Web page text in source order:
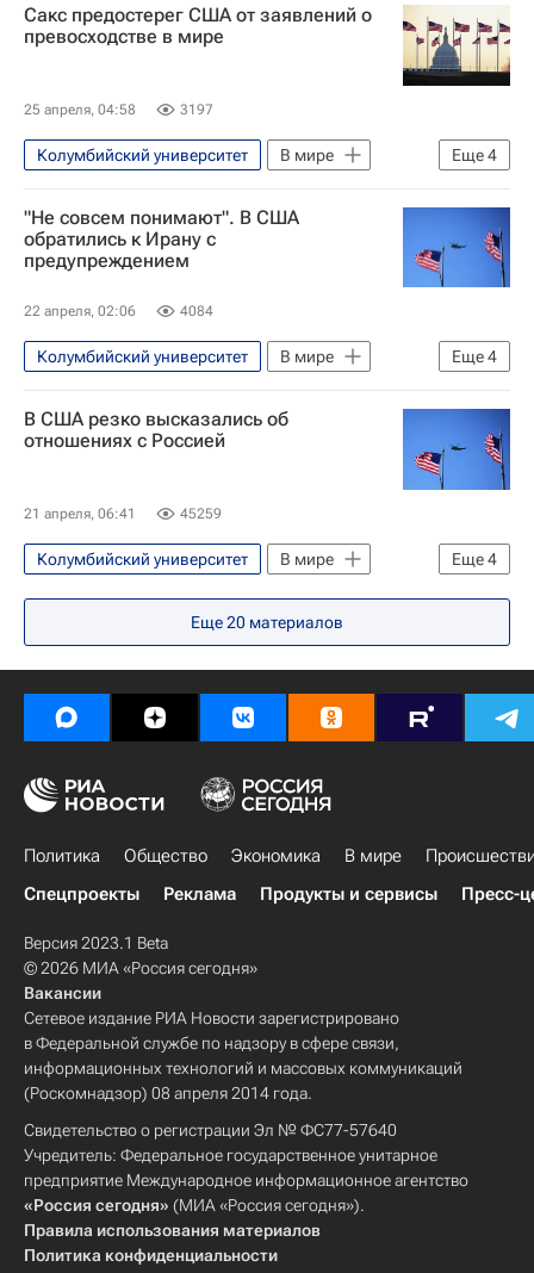
Владимир Путин
Евросоюз
Сакс предостерег США от заявлений о
превосходстве в мире
25 апреля, 04:58 3197
Еще4
Колумбийский университет
В мире
США
Америка
Такер Карлсон
Дональд Трамп
"Не совсем понимают". В США
обратились к Ирану с
предупреждением
22 апреля, 02:06 4084
Еще4
Колумбийский университет
В мире
США
Иран
Вашингтон (штат)
В США резко высказались об
отношениях с Россией
21 апреля, 06:41 45259
Еще4
Колумбийский университет
В мире
Россия
Украина
Прибалтика
Еще20 материалов
Политика Общество Экономика В мире
Спецпроекты
Реклама Продукты и сервисы Пресс-
Версия 2023.1 Beta
© 2026 МИА «Россия сегодня»
Вакансии
Сетевое издание РИА Новости зарегистрировано
в Федеральной службе по надзору в сфере связи,
информационных технологий и массовых коммуникаций
(Роскомнадзор) 08 апреля 2014 года.
Свидетельство о регистрации Эл № ФС77-57640
Учредитель: Федеральное государственное унитарное
предприятие Международное информационное агентство
«Россия сегодня» (МИА «Россия сегодня»).
Правила использования материалов
Политика конфиденциальности